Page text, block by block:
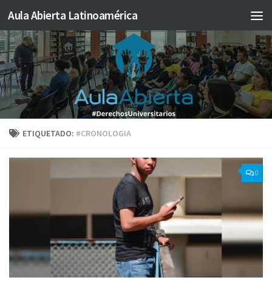
Saltar al contenido
Aula Abierta Latinoamérica
ETIQUETADO: #CRONOLOGIA
0